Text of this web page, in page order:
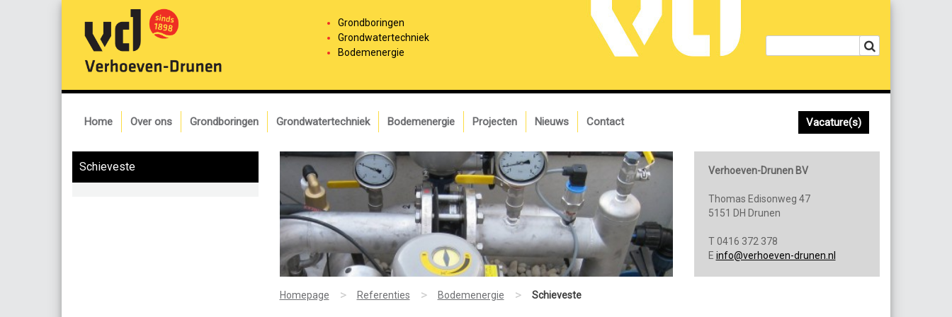
Grondboringen
Grondwatertechniek
Bodemenergie
Home Over ons Grondboringen Grondwatertechniek Bodemenergie Projecten Nieuws Contact Vacature(s)
Schieveste
Homepage > Referenties > Bodemenergie > Schieveste
Verhoeven-Drunen BV
Thomas Edisonweg 47
5151 DH Drunen
T 0416 372 378
E info@verhoeven-drunen.nl